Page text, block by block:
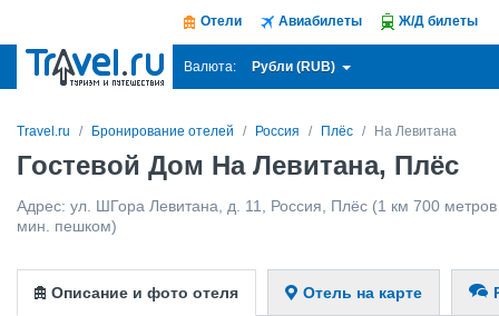
Отели Авиабилеты Ж/Д билеты
Валюта: Рубли (RUB)
Travel.ru Бронирование отелей Россия Плёс На Левитана
Гостевой Дом На Левитана, Плёс
Адрес: ул. ШГора Левитана, д. 11 Россия Плёс (1 км 700
мин. пешком)
Описание и фото отеля Отель на карте